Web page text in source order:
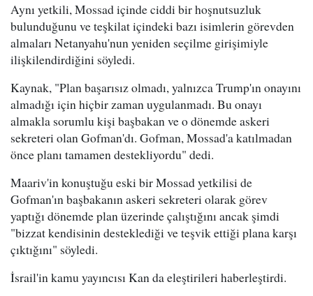
Aynı yetkili, Mossad içinde ciddi bir hoşnutsuzluk
bulunduğunu ve teşkilat içindeki bazı isimlerin görevden
almaları Netanyahu'nun yeniden seçilme girişimiyle
ilişkilendirdiğini söyledi.
Kaynak, "Plan başarısız olmadı, yalnızca Trump'ın onayını
almadığı için hiçbir zaman uygulanmadı. Bu onayı
almakla sorumlu kişi başbakan ve o dönemde askeri
sekreteri olan Gofman'dı. Gofman, Mossad'a katılmadan
önce planı tamamen destekliyordu" dedi.
Maariv'in konuştuğu eski bir Mossad yetkilisi de
Gofman'ın başbakanın askeri sekreteri olarak görev
yaptığı dönemde plan üzerinde çalıştığını ancak şimdi
"bizzat kendisinin desteklediği ve teşvik ettiği plana karşı
çıktığını" söyledi.
İsrail'in kamu yayıncısı Kan da eleştirileri haberleştirdi.